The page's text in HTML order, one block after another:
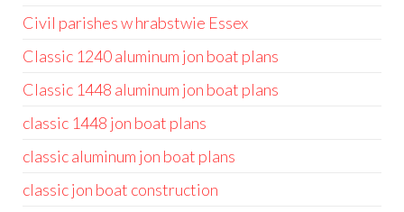
Civil parishes w hrabstwie Essex
Classic 1240 aluminum jon boat plans
Classic 1448 aluminum jon boat plans
classic 1448 jon boat plans
classic aluminum jon boat plans
classic jon boat construction